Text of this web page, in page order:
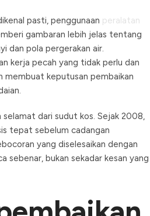
pasti, penggunaan peralatan
gambaran lebih jelas tentang
dan pola pergerakan air.
kerja pecah yang tidak perlu dan
membuat keputusan pembaikan
dari sudut kos. Sejak 2008,
tepat sebelum cadangan
yang diselesaikan dengan
sebenar, bukan sekadar kesan yang